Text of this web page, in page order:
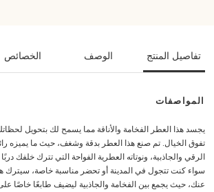
تفاصيل المنتج الوصف الخصائص
المواصفات
يجسد هذا العطر الفخامة والأناقة مما يسمح لك بتحويل
تفوق الخيال. تم صنع هذا العطر بدقة وشغف، حيث ما يميزه
الرقي والجاذبية، ونوتاته العطرية الفواحة التي تترك خلفك دربًا
سواء كنت تتجول في المدينة أو تحضر مناسبة خاصة، سيترك
عنك، حيث يجمع بين الفخامة والجاذبية ليضيف طابعًا خاصًا